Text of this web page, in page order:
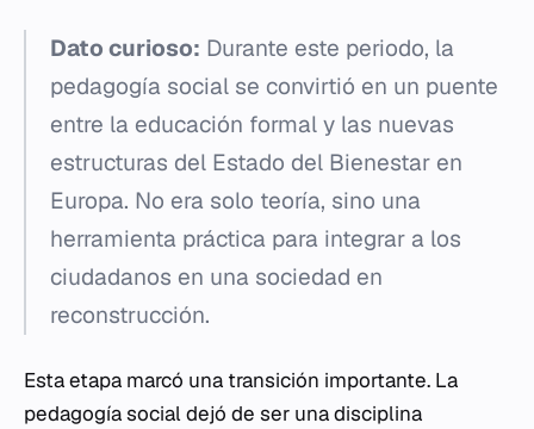
Dato curioso: Durante este periodo, la
pedagogía social se convirtió en un puente
entre la educación formal y las nuevas
estructuras del Estado del Bienestar en
Europa. No era solo teoría, sino una
herramienta práctica para integrar a los
ciudadanos en una sociedad en
reconstrucción.
Esta etapa marcó una transición importante. La
pedagogía social dejó de ser una disciplina